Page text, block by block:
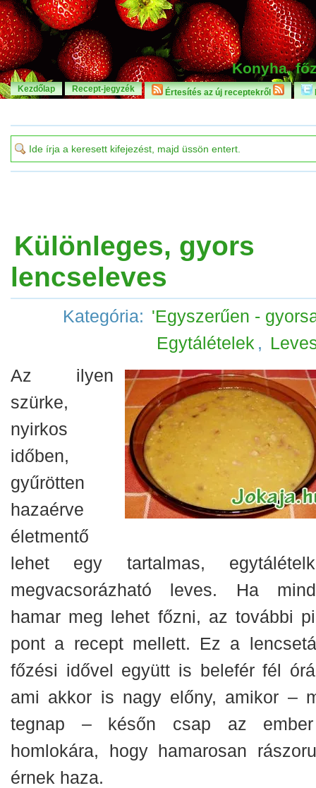
Konyha,
Kezdőlap Recept-jegyzék Értesítés az új receptekről
Különleges, gyors
lencseleves
Kategória: 'Egyszerűen -
Egytálételek ,
Az ilyen
szürke,
nyirkos
időben,
gyűrötten
hazaérve
életmentő
lehet egy tartalmas,
megvacsorázható leves. Ha
hamar meg lehet főzni, az további
pont a recept mellett. Ez a
főzési idővel együtt is belefér fél
ami akkor is nagy előny, amikor –
tegnap – későn csap az
homlokára, hogy hamarosan
érnek haza.